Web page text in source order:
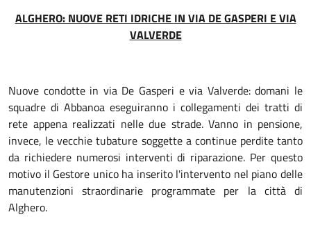
ALGHERO: NUOVE RETI IDRICHE IN VIA DE GASPERI E VIA
VALVERDE
Nuove condotte in via De Gasperi e via Valverde: domani le
squadre di Abbanoa eseguiranno i collegamenti dei tratti di
rete appena realizzati nelle due strade. Vanno in pensione,
invece, le vecchie tubature soggette a continue perdite tanto
da richiedere numerosi interventi di riparazione. Per questo
motivo il Gestore unico ha inserito l'intervento nel piano delle
manutenzioni straordinarie programmate per la città di
Alghero.